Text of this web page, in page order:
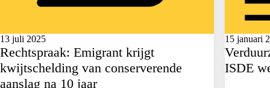
13 juli 2025
Rechtspraak: Emigrant krijgt
kwijtschelding van conserverende
aanslag na 10 jaar
15 januari
ISDE